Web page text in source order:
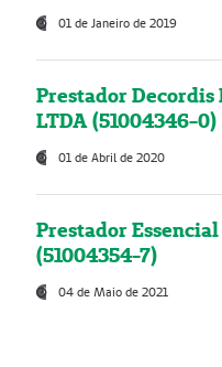
01 de Janeiro de 2019
Prestador Decordis
LTDA (51004346-0)
01 de Abril de 2020
Prestador
(51004354-7)
04 de Maio de 2021